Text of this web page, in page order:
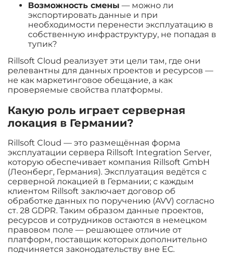
Возможность смены — можно ли
экспортировать данные и при
необходимости перенести эксплуатацию в
собственную инфраструктуру, не попадая в
тупик?
Rillsoft Cloud реализует эти цели там, где они
релевантны для данных проектов и ресурсов —
не как маркетинговое обещание, а как
проверяемые свойства платформы.
Какую роль играет серверная
локация в Германии?
Rillsoft Cloud — это размещённая форма
эксплуатации сервера Rillsoft Integration Server,
которую обеспечивает компания Rillsoft GmbH
(Леонберг, Германия). Эксплуатация ведётся с
серверной локацией в Германии; с каждым
клиентом Rillsoft заключает договор об
обработке данных по поручению (AVV) согласно
ст. 28 GDPR. Таким образом данные проектов,
ресурсов и сотрудников остаются в немецком
правовом поле — решающее отличие от
платформ, поставщик которых дополнительно
подчиняется законодательству вне ЕС.